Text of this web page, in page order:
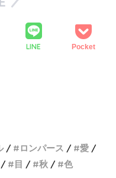
LINE Pocket
ロンパース
愛
目 秋 色